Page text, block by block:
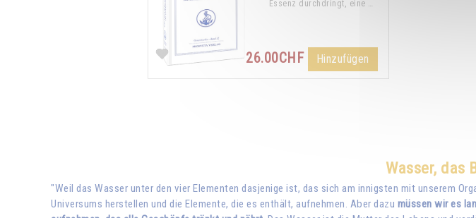
Essenz durchdringt, eine …
26.00CHF Hinzufügen
Wasser, das
"Weil das Wasser unter den vier Elementen dasjenige ist, das sich am innigsten mit unserem
Universums herstellen und die Elemente, die es enthält, aufnehmen. Aber dazu müssen wir es